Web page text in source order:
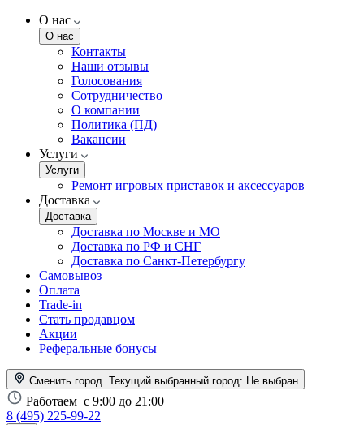
О нас
О нас
Контакты
Наши отзывы
Голосования
Сотрудничество
О компании
Политика (ПД)
Вакансии
Услуги
Услуги
Ремонт игровых приставок и аксессуаров
Доставка
Доставка
Доставка по Москве и МО
Доставка по РФ и СНГ
Доставка по Санкт-Петербургу
Самовывоз
Оплата
Trade-in
Стать продавцом
Акции
Реферальные бонусы
Сменить город. Текущий выбранный город: Не выбран
Работаем с 9:00 до 21:00
8 (495) 225-99-22